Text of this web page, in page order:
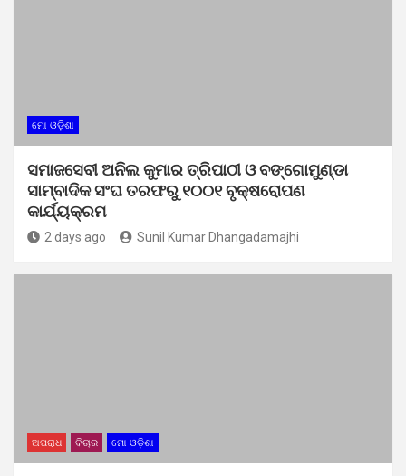
ମୋ ଓଡ଼ିଶା
ସମାଜସେବୀ ଅନିଲ କୁମାର ତ୍ରିପାଠୀ ଓ ବଙ୍ଗୋମୁଣ୍ଡା
ସାମ୍ବାଦିକ ସଂଘ ତରଫରୁ ୧୦୦୧ ବୃକ୍ଷରୋପଣ
କାର୍ଯ୍ୟକ୍ରମ
2 days ago Sunil Kumar Dhangadamajhi
ଅପରାଧ ବିଚାର ମୋ ଓଡ଼ିଶା